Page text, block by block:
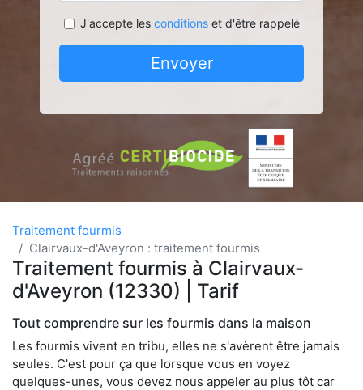
J'accepte les conditionset d'être rappelé
Envoyer
Traitement fourmis
Clairvaux-d'Aveyron : traitement fourmis
Traitement fourmis à Clairvaux-
d'Aveyron (12330) | Tarif
Tout comprendre sur les fourmis dans la maison
Les fourmis vivent en tribu, elles ne s'avèrent être jamais
seules. C'est pour ça que lorsque vous en voyez
quelques-unes, vous devez nous appeler au plus tôt car